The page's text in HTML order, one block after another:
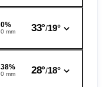
0%
0 mm 33°/19°
38%
0 mm 28°/18°